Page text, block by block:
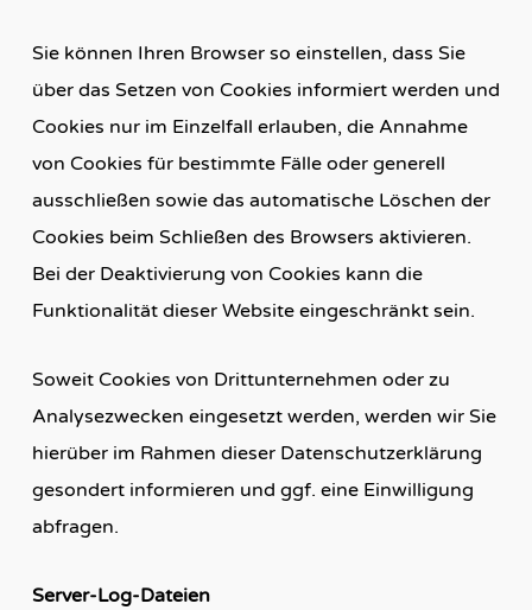
Sie können Ihren Browser so einstellen, dass Sie
über das Setzen von Cookies informiert werden und
Cookies nur im Einzelfall erlauben, die Annahme
von Cookies für bestimmte Fälle oder generell
ausschließen sowie das automatische Löschen der
Cookies beim Schließen des Browsers aktivieren.
Bei der Deaktivierung von Cookies kann die
Funktionalität dieser Website eingeschränkt sein.
Soweit Cookies von Drittunternehmen oder zu
Analysezwecken eingesetzt werden, werden wir Sie
hierüber im Rahmen dieser Datenschutzerklärung
gesondert informieren und ggf. eine Einwilligung
abfragen.
Server-Log-Dateien